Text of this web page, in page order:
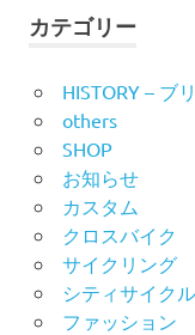
ョ
ン
カテゴリー
HISTORY – ブ
others
SHOP
お知らせ
カスタム
クロスバイク
サイクリング
シティサイクル
ファッション